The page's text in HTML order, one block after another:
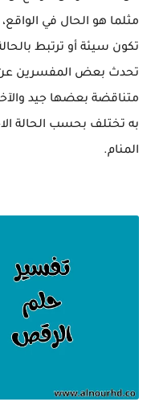
مثلما هو الحال في
تكون سيئة أو ترتبط
تحدث بعض المفسرين عن
متناقضة بعضها جيد
به تختلف بحسب الحالة
المنام.